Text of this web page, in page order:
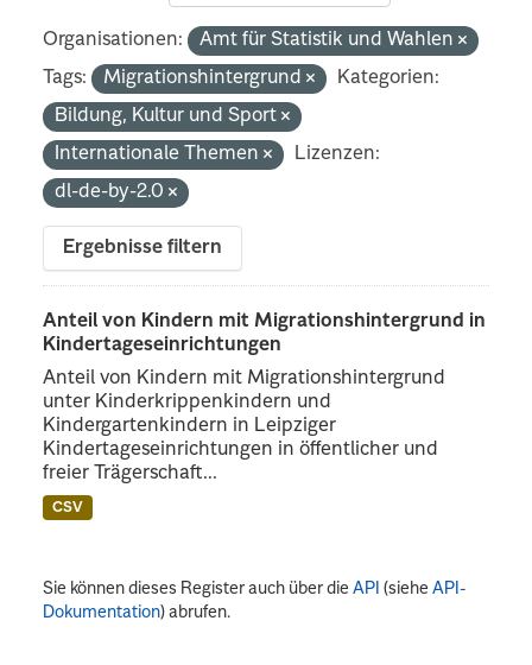
Organisationen:
Amt für Statistik und Wahlen
Tags:
Migrationshintergrund
Kategorien:
Bildung, Kultur und Sport
Internationale Themen
Lizenzen:
dl-de-by-2.0
Ergebnisse filtern
Anteil von Kindern mit Migrationshintergrund in
Kindertageseinrichtungen
Anteil von Kindern mit Migrationshintergrund
unter Kinderkrippenkindern und
Kindergartenkindern in Leipziger
Kindertageseinrichtungen in öffentlicher und
freier Trägerschaft...
CSV
Sie können dieses Register auch über dieAPI (sieheAPI-
Dokumentation) abrufen.